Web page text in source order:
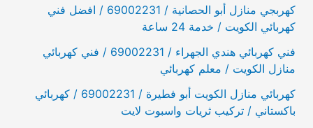
كهربجي منازل أبو الحصانية / 69002231 / افضل فني
كهربائي الكويت / خدمة 24 ساعة
فني كهربائي هندي الجهراء / 69002231 / فني كهربائي
منازل الكويت / معلم كهربائي
كهربائي منازل الكويت أبو فطيرة / 69002231 / كهربائي
باكستاني / تركيب ثريات واسبوت لايت